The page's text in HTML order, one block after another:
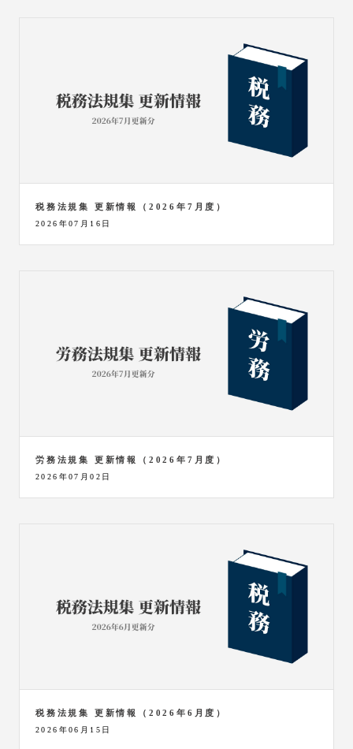
税務法規集 更新情報（2026年7月度）
2026年07月16日
労務法規集 更新情報（2026年7月度）
2026年07月02日
税務法規集 更新情報（2026年6月度）
2026年06月15日